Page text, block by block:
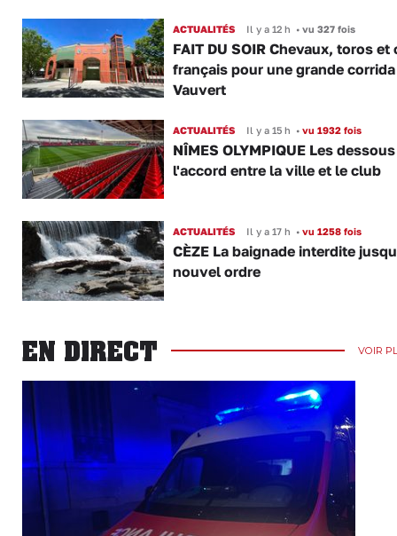
ACTUALITÉS Il y a 12 h •vu 327 fois
FAIT DU SOIR Chevaux, toros et
français pour une grande corrida
Vauvert
ACTUALITÉS Il y a 15 h •vu 1932 fois
NÎMES OLYMPIQUE Les
l'accord entre la ville et le club
ACTUALITÉS Il y a 17 h •vu 1258 fois
CÈZE La baignade interdite
nouvel ordre
EN DIRECT VOIR